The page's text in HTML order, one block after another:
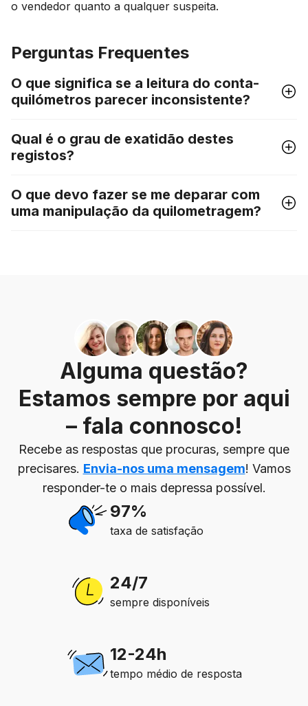
o vendedor quanto a qualquer suspeita.
Perguntas Frequentes
O que significa se a leitura do conta-
quilómetros parecer inconsistente?
Qual é o grau de exatidão destes
registos?
O que devo fazer se me deparar com
uma manipulação da quilometragem?
Alguma questão?
Estamos sempre por aqui
– fala connosco!
Recebe as respostas que procuras, sempre que
precisares. Envia-nos uma mensagem! Vamos
responder-te o mais depressa possível.
97%
taxa de satisfação
24/7
sempre disponíveis
12-24h
tempo médio de resposta